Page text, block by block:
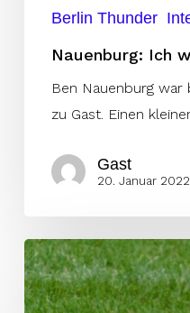
Berlin Thunder
Nauenburg: Ich
Ben Nauenburg
zu Gast. Einen
Gast
20. Januar 2022
Signed!
Woche
47